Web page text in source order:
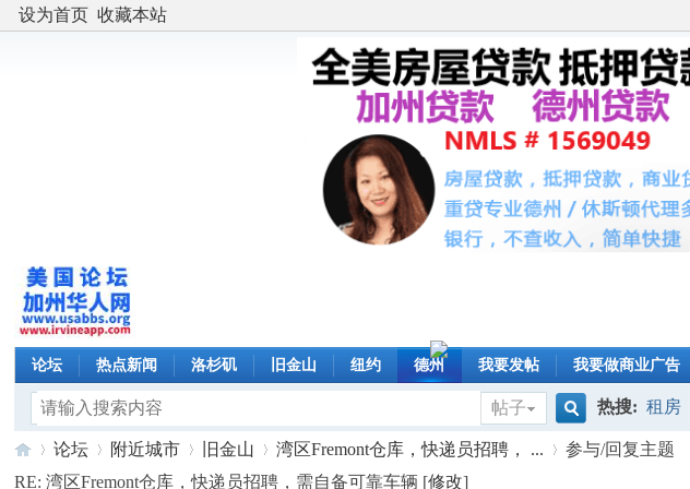
设为首页 收藏本站
论坛 热点新闻 洛杉矶 旧金山 纽约 德州 我要发帖 我要做商业广告
帖子
搜
热搜: 租房
论坛 附近城市 旧金山 湾区Fremont仓库，快递员招聘， ...
参与/回复主题
RE: 湾区Fremont仓库，快递员招聘，需自备可靠车辆 [修改]